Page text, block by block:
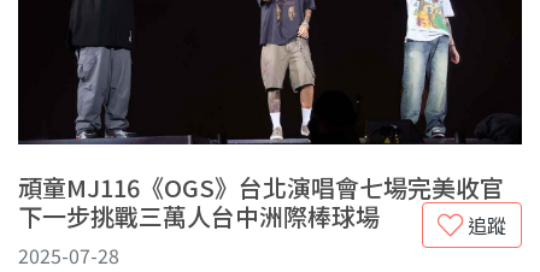
頑童MJ116《OGS》台北演唱會七場完美收官
下一步挑戰三萬人台中洲際棒球場
追蹤
2025-07-28